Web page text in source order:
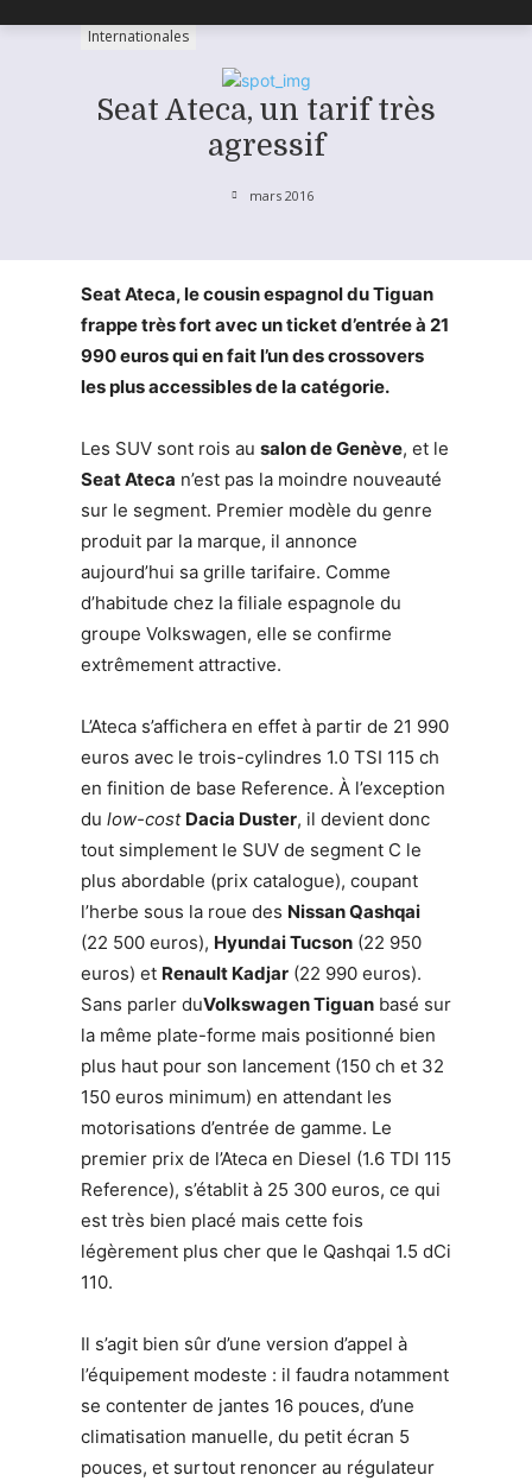
Internationales
Seat Ateca, un tarif très
agressif
mars 2016
Seat Ateca, le cousin espagnol du Tiguan
frappe très fort avec un ticket d’entrée à 21
990 euros qui en fait l’un des crossovers
les plus accessibles de la catégorie.
Les SUV sont rois au salon de Genève, et le
Seat Ateca n’est pas la moindre nouveauté
sur le segment. Premier modèle du genre
produit par la marque, il annonce
aujourd’hui sa grille tarifaire. Comme
d’habitude chez la filiale espagnole du
groupe Volkswagen, elle se confirme
extrêmement attractive.
L’Ateca s’affichera en effet à partir de 21 990
euros avec le trois-cylindres 1.0 TSI 115 ch
en finition de base Reference. À l’exception
du low-cost Dacia Duster, il devient donc
tout simplement le SUV de segment C le
plus abordable (prix catalogue), coupant
l’herbe sous la roue des Nissan Qashqai
(22 500 euros), Hyundai Tucson (22 950
euros) et Renault Kadjar (22 990 euros).
Sans parler duVolkswagen Tiguan basé sur
la même plate-forme mais positionné bien
plus haut pour son lancement (150 ch et 32
150 euros minimum) en attendant les
motorisations d’entrée de gamme. Le
premier prix de l’Ateca en Diesel (1.6 TDI 115
Reference), s’établit à 25 300 euros, ce qui
est très bien placé mais cette fois
légèrement plus cher que le Qashqai 1.5 dCi
110.
Il s’agit bien sûr d’une version d’appel à
l’équipement modeste : il faudra notamment
se contenter de jantes 16 pouces, d’une
climatisation manuelle, du petit écran 5
pouces, et surtout renoncer au régulateur